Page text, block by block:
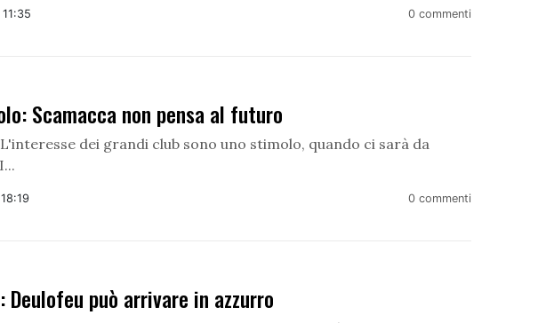
0 commenti
Scamacca non pensa al futuro
dei grandi club sono uno stimolo, quando ci sarà da
0 commenti
può arrivare in azzurro